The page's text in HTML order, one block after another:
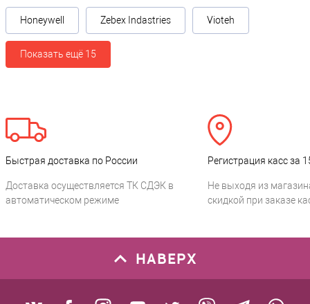
Honeywell Zebex Indastries Vioteh
Показать ещё 15
Быстрая доставка по России
Доставка осуществляется ТК СДЭК в
автоматическом режиме
Регистрация касс за
Не выходя из
скидкой при заказе
НАВЕРХ